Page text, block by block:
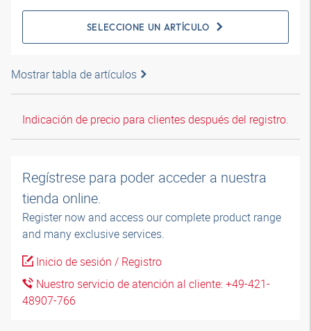
SELECCIONE UN ARTÍCULO
Mostrar tabla de artículos
Indicación de precio para clientes después del registro.
Regístrese para poder acceder a nuestra
tienda online.
Register now and access our complete product range
and many exclusive services.
Inicio de sesión / Registro
Nuestro servicio de atención al cliente: +49-421-
48907-766